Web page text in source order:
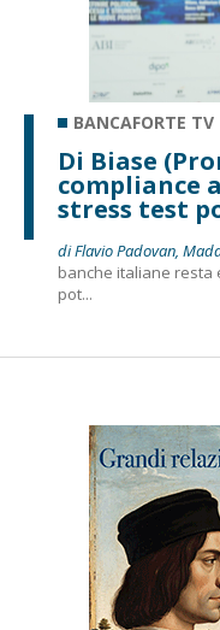
BANCAFORTE TV
Di Biase
compliance
stress test
di Flavio Padovan,
banche italiane resta
pot...